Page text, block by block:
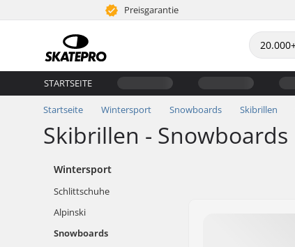
Preisgarantie
STARTSEITE
Startseite Wintersport Snowboards Skibrillen
Skibrillen - Snowboards
Wintersport
Schlittschuhe
Alpinski
Snowboards